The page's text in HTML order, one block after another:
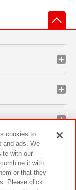
cookies to
and ads. We
with our
it with
or that they
Please click